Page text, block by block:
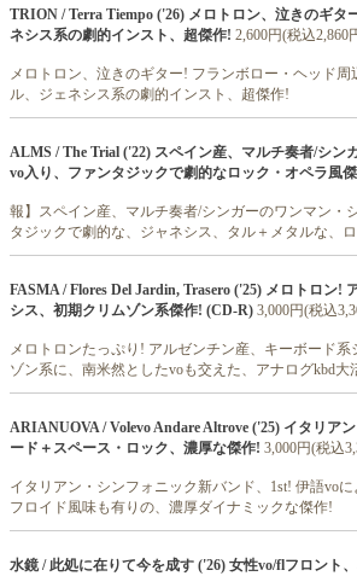
TRION / Terra Tiempo ('26) メロトロン、泣きのギ
ネシス系の劇的インスト、超傑作! 2,600円(税込2,860
メロトロン、泣きのギター! フランボロー・ヘッド
ル、ジェネシス系の劇的インスト、超傑作!
ALMS / The Trial ('22) スペイン産、マルチ奏者/シ
vo入り、ファンタジックで劇的なロック・オペラ風
報】スペイン産、マルチ奏者/シンガーのワンマン・
タジックで劇的な、ジャネシス、タル＋メタルな、
FASMA / Flores Del Jardin, Trasero ('25) メロトロン
シス、初期クリムゾン系傑作! (CD-R) 3,000円(税込
メロトロンたっぷり! アルゼンチン産、キーボード
ゾン系に、南米然としたvoも交えた、アナログkbd大
ARIANUOVA / Volevo Andare Altrove ('25) イタリア
ード＋スペース・ロック、濃厚な傑作! 3,000円(税込
イタリアン・シンフォニック新バンド、1st! 伊語vo
フロイド風味も有りの、濃厚ダイナミックな傑作!
水鏡 / 此処に在りて今を成す ('26) 女性vo/flフロント